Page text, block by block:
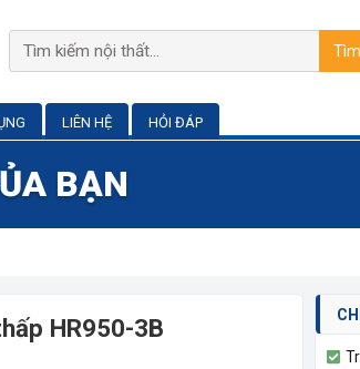
LIÊN HỆ HỎI ĐÁP
BẠN
HR950-3B